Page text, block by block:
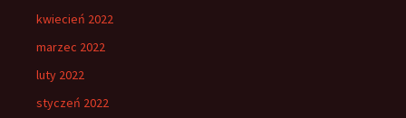
kwiecień 2022
marzec 2022
luty 2022
styczeń 2022